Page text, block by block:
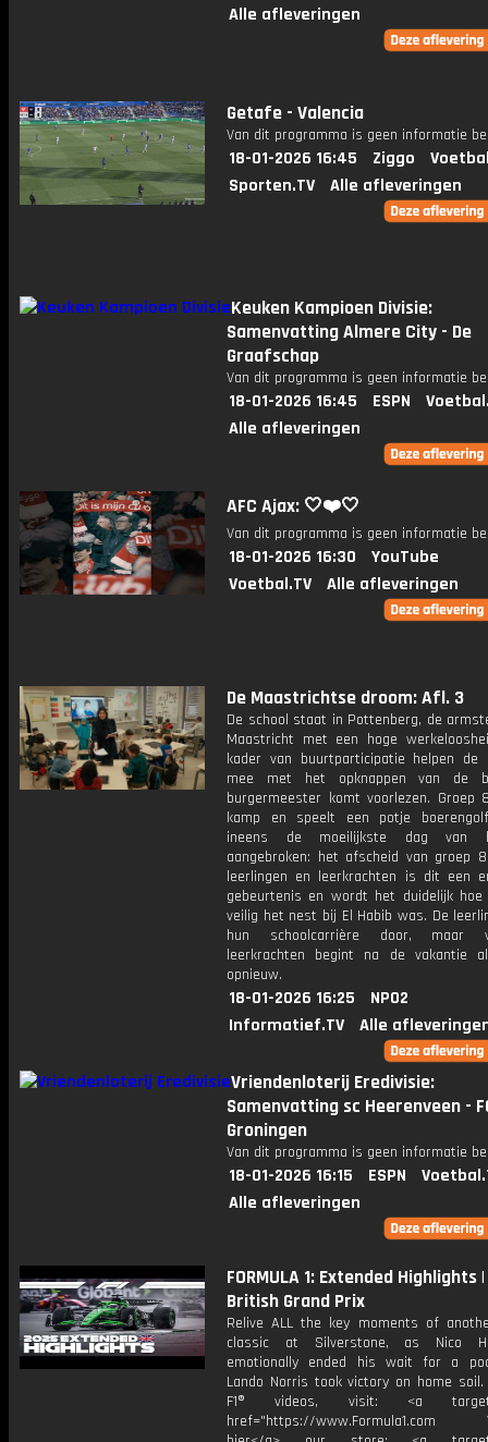
Alle afleveringen
Getafe - Valencia
Van dit programma is geen informatie
18-01-2026 16:45 Ziggo
Sporten.TV
Alle afleveringen
Keuken Kampioen Divisie:
Samenvatting Almere City - De
Graafschap
Van dit programma is geen informatie
18-01-2026 16:45 ESPN
Alle afleveringen
AFC Ajax: 🤍❤️🤍
Van dit programma is geen informatie
18-01-2026 16:30
YouTube
Voetbal.TV
Alle afleveringen
De Maastrichtse droom: Afl. 3
De school staat in Pottenberg, de
Maastricht met een hoge
kader van buurtparticipatie helpen de
mee met het opknappen van de
burgermeester komt voorlezen. Groep
kamp en speelt een potje
ineens de moeilijkste dag van
aangebroken: het afscheid van groep
leerlingen en leerkrachten is dit een
gebeurtenis en wordt het duidelijk
veilig het nest bij El Habib was. De
hun schoolcarrière door, maar
leerkrachten begint na de vakantie
opnieuw.
18-01-2026 16:25
NPO2
Informatief.TV
Alle
Vriendenloterij Eredivisie:
Samenvatting sc Heerenveen -
Groningen
Van dit programma is geen informatie
18-01-2026 16:15 ESPN
Alle afleveringen
FORMULA 1: Extended Highlights
British Grand Prix
Relive ALL the key moments of
classic at Silverstone, as Nico
emotionally ended his wait for a
Lando Norris took victory on home
F1® videos, visit: <a
href="https://www.Formula1.com